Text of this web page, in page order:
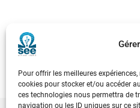
Pour offrir les meilleures
cookies pour stocker et/ou accéder
ces technologies nous permettra de
navigation ou les ID uniques sur ce